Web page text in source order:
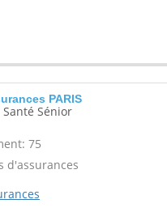
PARIS
Sénior
75
d'assurances